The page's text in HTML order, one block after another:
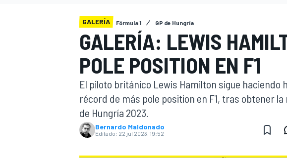
INDYCAR
GALERÍA Fórmula 1 GP de Hungría
GALERÍA: LEWIS
POLE POSITION EN F1
El piloto británico Lewis Hamilton sigue haciendo
récord de más pole position en F1, tras obtener la
de Hungría 2023.
Bernardo Maldonado
Editado: 22 jul 2023, 19:52